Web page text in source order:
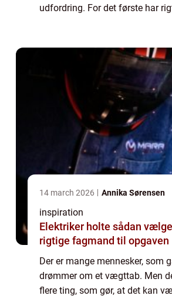
udfordring. For det første har
14 march 2026 Annika Sørensen
inspiration
Elektriker holte sådan vælger du den
rigtige fagmand til opgaven
Der er mange mennesker, som
drømmer om et vægttab. Men
flere ting, som gør, at det kan